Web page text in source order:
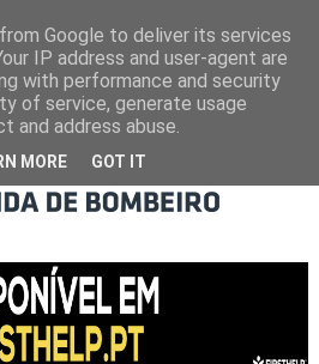
Google to deliver its services
IP address and user-agent are
with performance and security
of service, generate usage
and address abuse.
MORE GOT IT